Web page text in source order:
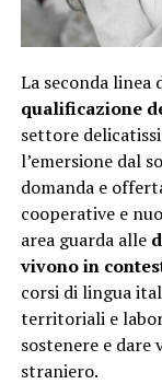
La seconda linea
qualificazione
settore
l’emersione dal
domanda e
cooperative e
area guarda alle
vivono in
corsi di lingua
territoriali e
sostenere e dare
straniero.